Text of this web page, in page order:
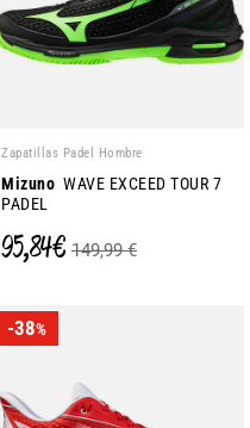
Zapatillas Padel Hombre
Mizuno WAVE EXCEED TOUR 7
PADEL
95,84 € 149,99 €
-38%